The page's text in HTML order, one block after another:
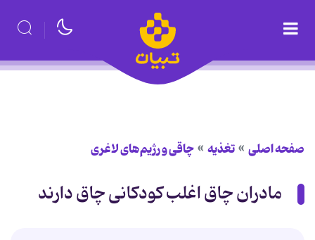
صفحه اصلی تغذیه چاقی و رژیم‌های لاغری
مادران چاق اغلب کودکانی چاق دارند